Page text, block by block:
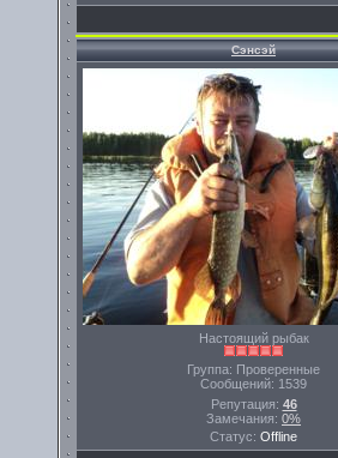
Сэнсэй
Настоящий рыбак
Группа: Проверенные
Сообщений: 1539
Репутация: 46
Замечания: 0%
Статус: Offline